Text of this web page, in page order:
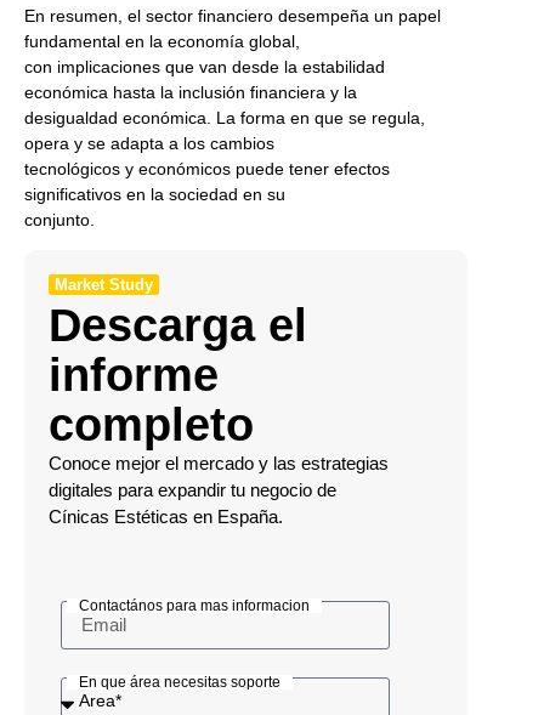
En resumen, el sector financiero desempeña un papel
fundamental en la economía global,
con implicaciones que van desde la estabilidad
económica hasta la inclusión financiera y la
desigualdad económica. La forma en que se regula,
opera y se adapta a los cambios
tecnológicos y económicos puede tener efectos
significativos en la sociedad en su
conjunto.
Market Study
Descarga el
informe
completo
Conoce mejor el mercado y las estrategias
digitales para expandir tu negocio de
Cínicas Estéticas en España.
Contactános para mas informacion
En que área necesitas soporte